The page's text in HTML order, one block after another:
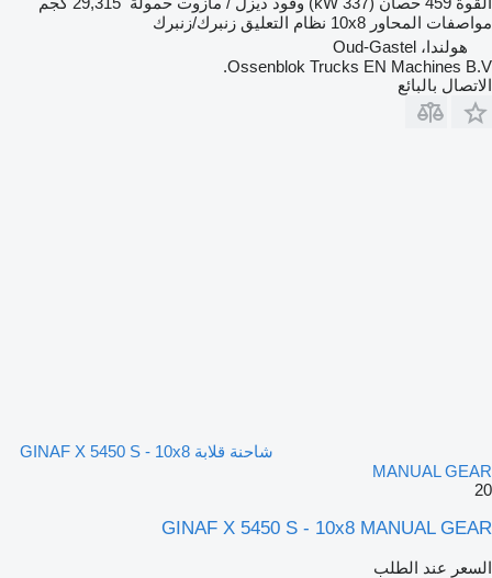
مواصفات المحاور 10x8 نظام التعليق زنبرك/زنبرك
هولندا، Oud-Gastel
Ossenblok Trucks EN Machines B.V.
الاتصال بالبائع
شاحنة قلابة GINAF X 5450 S - 10x8
MANUAL GEAR
20
GINAF X 5450 S - 10x8 MANUAL GEAR
السعر عند الطلب